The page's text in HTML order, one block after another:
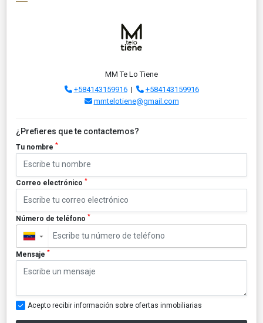
MM Te Lo Tiene
+584143159916|
+584143159916
mmtelotiene@gmail.com
¿Prefieres que te contactemos?
Tu nombre *
Correo electrónico *
Número de teléfono *
▼
Mensaje *
Acepto recibir información sobre ofertas inmobiliarias